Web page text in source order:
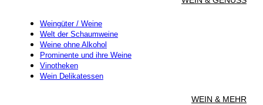
Weingüter / Weine
Welt der Schaumweine
Weine ohne Alkohol
Prominente und ihre Weine
Vinotheken
Wein Delikatessen
WEIN & MEHR